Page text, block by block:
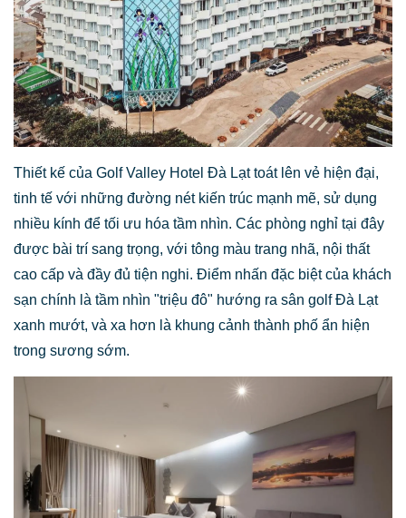
Thiết kế của Golf Valley Hotel Đà Lạt toát lên vẻ hiện đại,
tinh tế với những đường nét kiến trúc mạnh mẽ, sử dụng
nhiều kính để tối ưu hóa tầm nhìn. Các phòng nghỉ tại đây
được bài trí sang trọng, với tông màu trang nhã, nội thất
cao cấp và đầy đủ tiện nghi. Điểm nhấn đặc biệt của khách
sạn chính là tầm nhìn "triệu đô" hướng ra sân golf Đà Lạt
xanh mướt, và xa hơn là khung cảnh thành phố ẩn hiện
trong sương sớm.